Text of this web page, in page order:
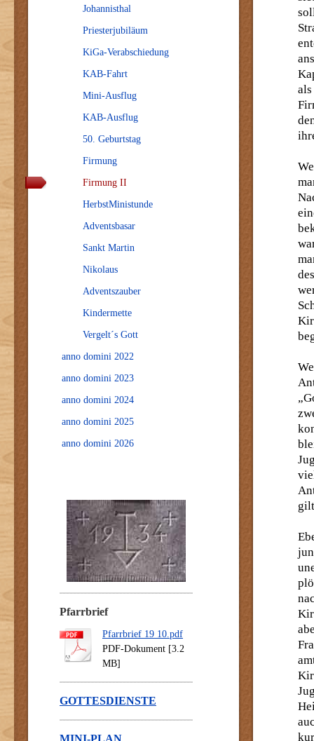
Johannisthal
Priesterjubiläum
KiGa-Verabschiedung
KAB-Fahrt
Mini-Ausflug
KAB-Ausflug
50. Geburtstag
Firmung
Firmung II
HerbstMinistunde
Adventsbasar
Sankt Martin
Nikolaus
Adventszauber
Kindermette
Vergelt´s Gott
anno domini 2022
anno domini 2023
anno domini 2024
anno domini 2025
anno domini 2026
Pfarrbrief
Pfarrbrief 19 10.pdf
PDF-Dokument [3.2
MB]
GOTTESDIENSTE
MINI-PLAN